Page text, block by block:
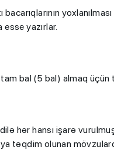
yazırlar.
bal (5 bal) almaq üçün
hər hansı işarə
ya təqdim olunan